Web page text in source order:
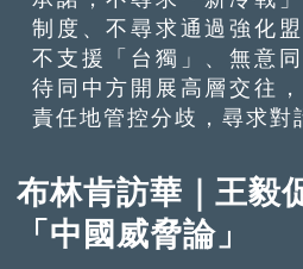
制度、不尋求通過強化
不支援「台獨」、無意
待同中方開展高層交往
責任地管控分歧，尋求對
布林肯訪華｜王毅
「中國威脅論」